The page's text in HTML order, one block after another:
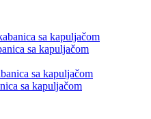
sa kapuljačom
sa kapuljačom